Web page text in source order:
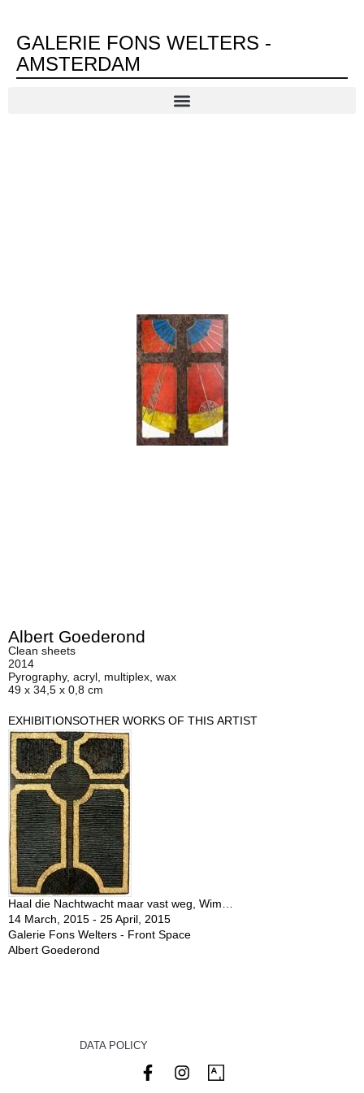
GALERIE FONS WELTERS -
AMSTERDAM
Albert Goederond
Clean sheets
2014
Pyrography, acryl, multiplex, wax
49 x 34,5 x 0,8 cm
EXHIBITIONSOTHER WORKS OF THIS ARTIST
Haal die Nachtwacht maar vast weg, Wim…
14 March, 2015 - 25 April, 2015
Galerie Fons Welters - Front Space
Albert Goederond
DATA POLICY